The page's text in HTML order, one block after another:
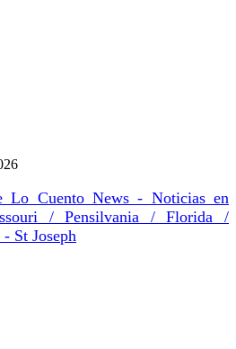
Lo Cuento News - Noticias en
/ Pensilvania / Florida /
St Joseph